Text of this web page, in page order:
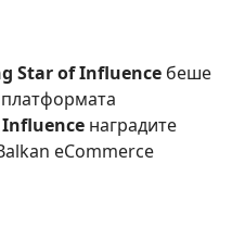
Star of Influence беше
наградите
eCommerce